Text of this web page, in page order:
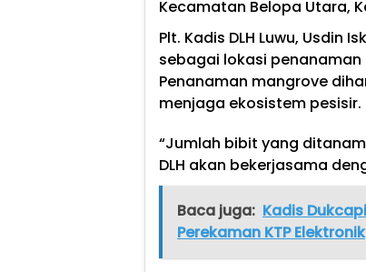
Kecamatan Belopa Utara,
Plt. Kadis DLH Luwu, Usdin
sebagai lokasi
Penanaman mangrove
menjaga ekosistem pesisir.
“Jumlah bibit yang
DLH akan bekerjasama
Baca juga: Kadis
Perekaman KTP Elektronik